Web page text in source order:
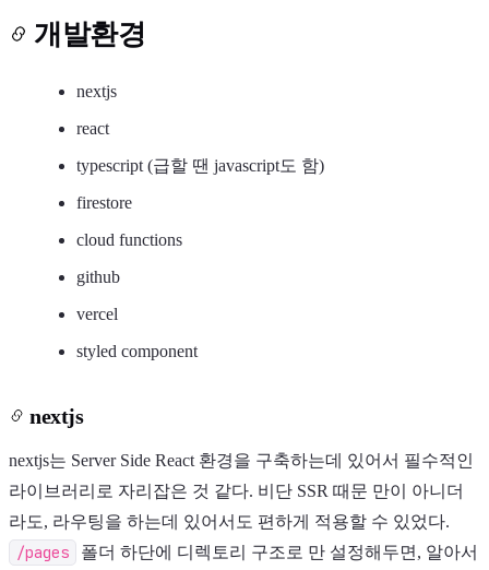
개발환경
nextjs
react
typescript (급할 땐 javascript도 함)
firestore
cloud functions
github
vercel
styled component
nextjs
nextjs는 Server Side React 환경을 구축하는데 있어서 필수적인
라이브러리로 자리잡은 것 같다. 비단 SSR 때문 만이 아니더
라도, 라우팅을 하는데 있어서도 편하게 적용할 수 있었다.
/pages
폴더 하단에 디렉토리 구조로 만 설정해두면, 알아서